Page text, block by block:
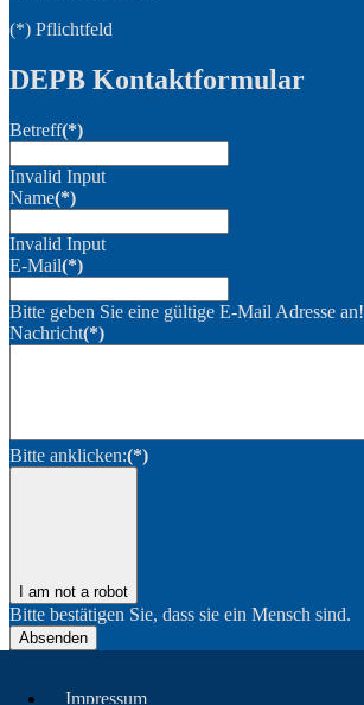
(*) Pflichtfeld
DEPB Kontaktformular
Betreff(*)
Invalid Input
Name(*)
Invalid Input
E-Mail(*)
Bitte geben Sie eine gültige E-Mail Adresse an!
Nachricht(*)
Bitte anklicken:(*)
I am not a robot
Bitte bestätigen Sie, dass sie ein Mensch sind.
Absenden
Impressum